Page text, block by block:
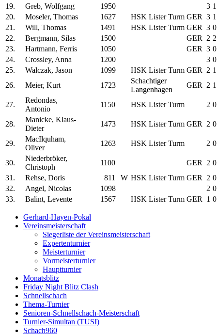
19.
Greb, Wolfgang 1950 3 1
20.
Moseler, Thomas 1627 HSK Lister Turm GER 3 1
21.
Will, Thomas 1491 HSK Lister Turm GER 3 0
22.
Bergmann, Silas 1500 GER 2 2
23.
Hartmann, Ferris 1050 GER 3 0
24.
Crossley, Anna 1200 3 0
25.
Walczak, Jason 1099 HSK Lister Turm GER 2 1
26.
Meier, Kurt 1723
Schachtiger
Langenhagen
GER 2 1
27.
Redondas,
Antonio
1150 HSK Lister Turm 2 0
28.
Manicke, Klaus-
Dieter
1473 HSK Lister Turm GER 2 0
29.
MacIlquham,
Oliver
1263 HSK Lister Turm 2 0
30.
Niederbröker,
Christoph
1100 GER 2 0
31.
Rehse, Doris 811 W HSK Lister Turm GER 2 0
32.
Angel, Nicolas 1098 2 0
33.
Balint, Levente 1567 HSK Lister Turm GER 1 0
Main
navigation
Gerhard-Hayen-Pokal
Vereinsmeisterschaft
Siegerliste der Vereinsmeisterschaft
Expertenturnier
Meisterturnier
Vormeisterturnier
Hauptturnier
Monatsblitz
Friday Night Blitz Clash
Schnellschach
Thema-Turnier
Senioren-Schnellschach-Meisterschaft
Turnier-Simultan (TUSI)
Schach960